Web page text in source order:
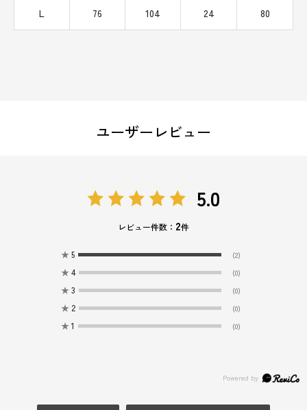
L 76 104 24 80
ユーザーレビュー
5.0
レビュー件数： 2件
★ 5 (2)
★ 4 (0)
★ 3 (0)
★ 2 (0)
★ 1 (0)